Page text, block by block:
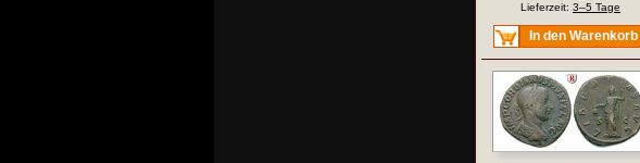
Lieferzeit: 3–5 Tage
In den Warenkorb